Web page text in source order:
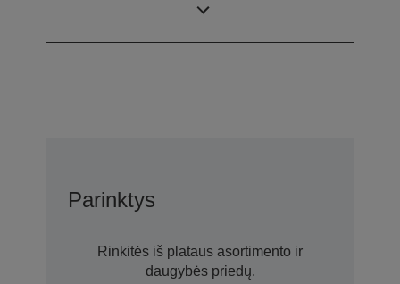
Parinktys
Rinkitės iš plataus asortimento ir
daugybės priedų.